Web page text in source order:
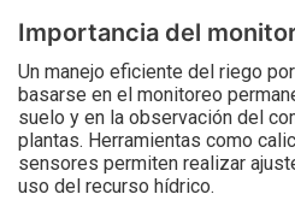
Importancia del
Un manejo eficiente del riego
basarse en el monitoreo
suelo y en la observación del
plantas. Herramientas como
sensores permiten realizar
uso del recurso hídrico.